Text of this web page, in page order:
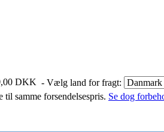
DKK - Vælg land for fragt:
samme forsendelsespris. Se dog